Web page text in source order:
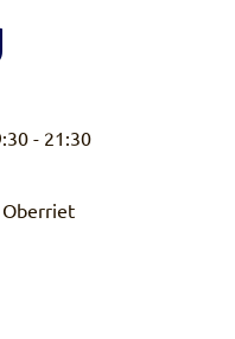
- 21:30